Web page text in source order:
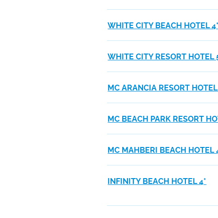
WHITE CITY BEACH HOTEL 4*
WHITE CITY RESORT HOTEL
MC ARANCIA RESORT
MC BEACH PARK RESORT
MC MAHBERI BEACH HOTEL
INFINITY BEACH HOTEL 4*